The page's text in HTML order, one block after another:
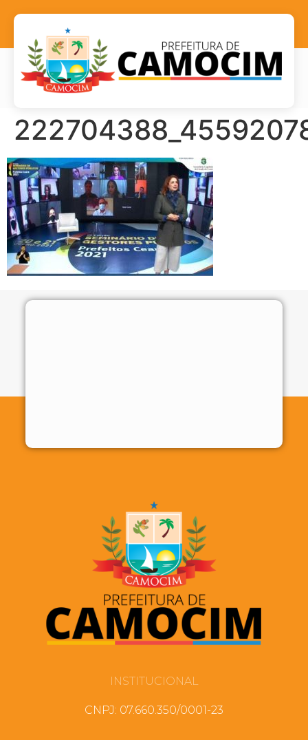
INSTITUCIONAL
CNPJ: 07.660.350/0001-23